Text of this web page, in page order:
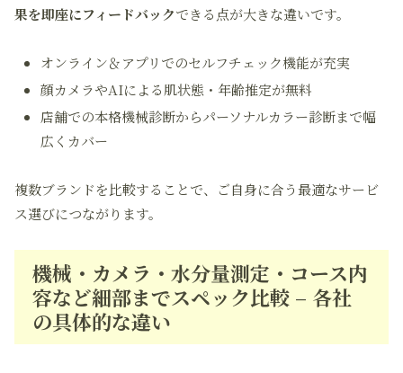
果を即座にフィードバックできる点が大きな違いです。
オンライン＆アプリでのセルフチェック機能が充実
顔カメラやAIによる肌状態・年齢推定が無料
店舗での本格機械診断からパーソナルカラー診断まで幅
広くカバー
複数ブランドを比較することで、ご自身に合う最適なサービ
ス選びにつながります。
機械・カメラ・水分量測定・コース内
容など細部までスペック比較 – 各社
の具体的な違い